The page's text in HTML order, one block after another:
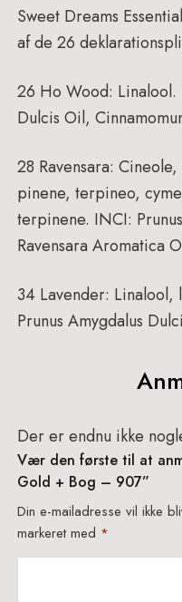
Sweet Dreams
af de 26
26 Ho Wood: Linalool.
Dulcis Oil,
28 Ravensara:
pinene, terpineo,
terpinene. INCI:
Ravensara Aromatica
34 Lavender: Linalool,
Prunus Amygdalus
Der er endnu ikke
Vær den første til at
Gold + Bog – 907”
Din e-mailadresse vil ikke
markeret med *